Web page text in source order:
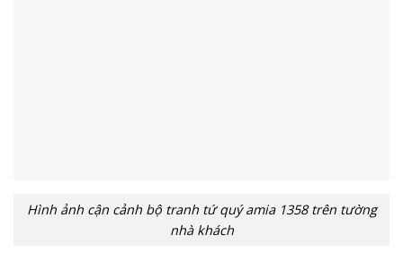
Hình ảnh cận cảnh bộ tranh tứ quý amia 1358 trên tường
nhà khách